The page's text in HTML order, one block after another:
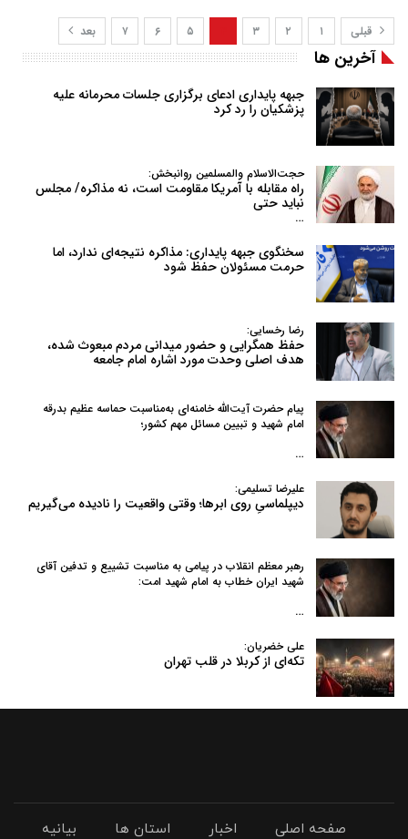
قبلی ۱ ۲ ۳ ۵ ۶ ۷ بعد
آخرین ها
جبهه پایداری ادعای برگزاری جلسات محرمانه علیه
پزشکیان را رد کرد
حجت‌الاسلام والمسلمین روانبخش:
راه مقابله با آمریکا مقاومت است، نه مذاکره/ مجلس
نباید حتی
…
سخنگوی جبهه پایداری: مذاکره نتیجه‌ای ندارد، اما
حرمت مسئولان حفظ شود
رضا رخسایی:
حفظ همگرایی و حضور میدانی مردم مبعوث شده،
هدف اصلی وحدت مورد اشاره امام جامعه
پیام حضرت آیت‌الله خامنه‌ای به‌مناسبت حماسه عظیم بدرقه
امام شهید و تبیین مسائل مهم کشور؛
…
علیرضا تسلیمی:
دیپلماسیِ روی ابرها؛ وقتی واقعیت را نادیده می‌گیریم
رهبر معظم انقلاب در پیامی به‌ مناسبت تشییع و تدفین آقای
شهید ایران خطاب به امام شهید امت:
…
علی خضریان:
تکه‌ای از کربلا در قلب تهران
صفحه اصلی اخبار استان ها بیانیه